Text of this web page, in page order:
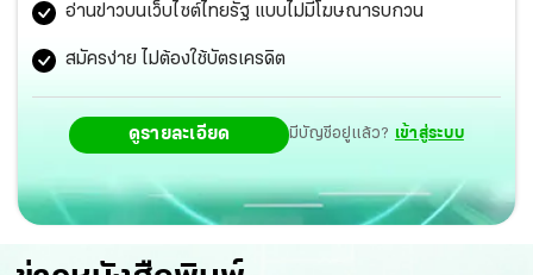
อ่านข่าวบนเว็บไซต์ไทยรัฐ แบบไม่มีโฆษณารบกวน
สมัครง่าย ไม่ต้องใช้บัตรเครดิต
ดูรายละเอียด มีบัญชีอยู่แล้ว? เข้าสู่ระบบ